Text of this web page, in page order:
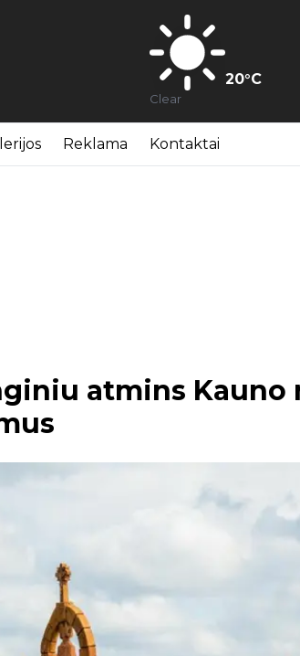
20°C
Clear
Reklama Kontaktai
atmins Kauno